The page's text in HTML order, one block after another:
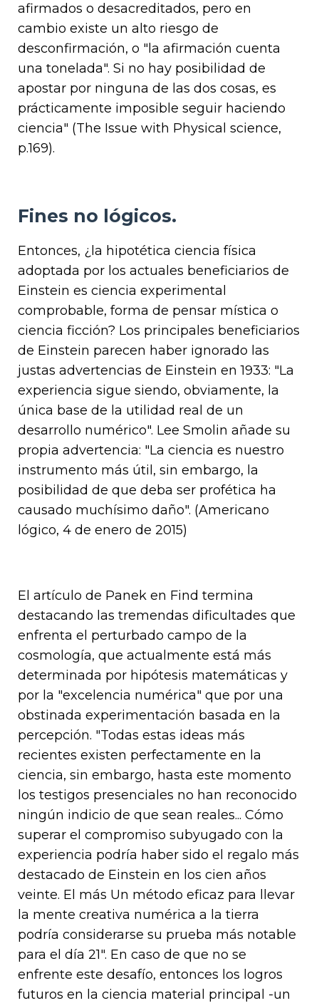
afirmados o desacreditados, pero en
cambio existe un alto riesgo de
desconfirmación, o "la afirmación cuenta
una tonelada". Si no hay posibilidad de
apostar por ninguna de las dos cosas, es
prácticamente imposible seguir haciendo
ciencia" (The Issue with Physical science,
p.169).
Fines no lógicos.
Entonces, ¿la hipotética ciencia física
adoptada por los actuales beneficiarios de
Einstein es ciencia experimental
comprobable, forma de pensar mística o
ciencia ficción? Los principales beneficiarios
de Einstein parecen haber ignorado las
justas advertencias de Einstein en 1933: "La
experiencia sigue siendo, obviamente, la
única base de la utilidad real de un
desarrollo numérico". Lee Smolin añade su
propia advertencia: "La ciencia es nuestro
instrumento más útil, sin embargo, la
posibilidad de que deba ser profética ha
causado muchísimo daño". (Americano
lógico, 4 de enero de 2015)
El artículo de Panek en Find termina
destacando las tremendas dificultades que
enfrenta el perturbado campo de la
cosmología, que actualmente está más
determinada por hipótesis matemáticas y
por la "excelencia numérica" que por una
obstinada experimentación basada en la
percepción. "Todas estas ideas más
recientes existen perfectamente en la
ciencia, sin embargo, hasta este momento
los testigos presenciales no han reconocido
ningún indicio de que sean reales... Cómo
superar el compromiso subyugado con la
experiencia podría haber sido el regalo más
destacado de Einstein en los cien años
veinte. El más Un método eficaz para llevar
la mente creativa numérica a la tierra
podría considerarse su prueba más notable
para el día 21". En caso de que no se
enfrente este desafío, entonces los logros
futuros en la ciencia material principal -un